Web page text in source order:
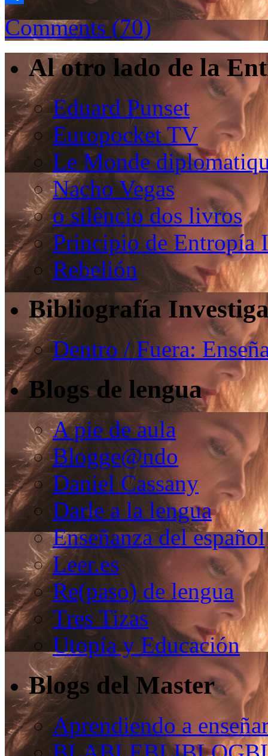
Compartir
Comments (70)
Al otro lado de la
Eduard Punset
Europocket TV
Le Monde
Nacho Vegas
o silêncio dos livros
Principio de Entropía
Rebelión
Bibliografía
Dentro / Fuera:
Blogs de lengua
A pie de aula
Blogge@ndo
Daniel Cassany
Darle a la lengua
Enseñanza del español
Leer.es
Re(paso) de lengua
Tres Tizas
Utopía y Educación
Blogs del Master
Aprendiendo a